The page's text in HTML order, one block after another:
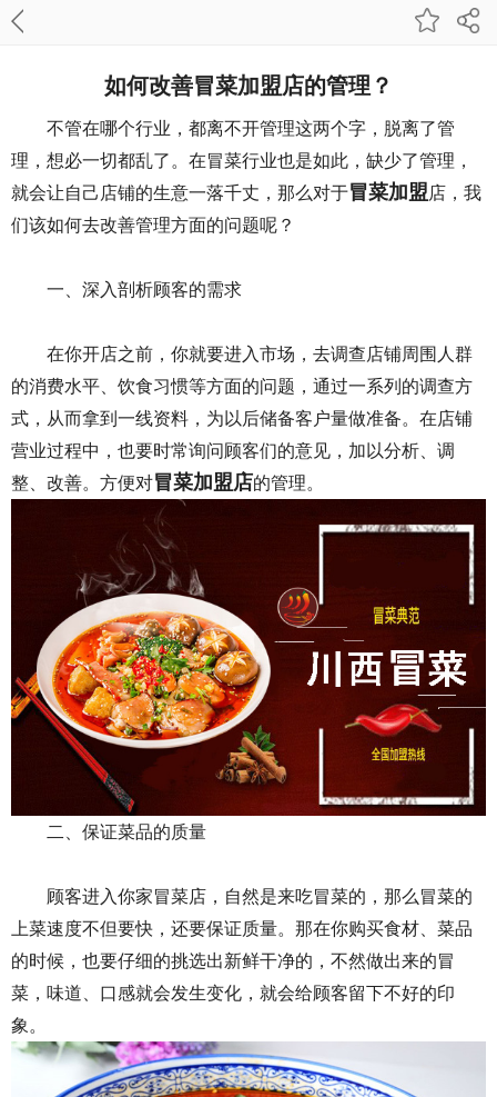
如何改善冒菜加盟店的管理？
不管在哪个行业，都离不开管理这两个字，脱离了管
理，想必一切都乱了。在冒菜行业也是如此，缺少了管理，
就会让自己店铺的生意一落千丈，那么对于冒菜加盟店，我
们该如何去改善管理方面的问题呢？
一、深入剖析顾客的需求
在你开店之前，你就要进入市场，去调查店铺周围人群
的消费水平、饮食习惯等方面的问题，通过一系列的调查方
式，从而拿到一线资料，为以后储备客户量做准备。在店铺
营业过程中，也要时常询问顾客们的意见，加以分析、调
整、改善。方便对冒菜加盟店的管理。
二、保证菜品的质量
顾客进入你家冒菜店，自然是来吃冒菜的，那么冒菜的
上菜速度不但要快，还要保证质量。那在你购买食材、菜品
的时候，也要仔细的挑选出新鲜干净的，不然做出来的冒
菜，味道、口感就会发生变化，就会给顾客留下不好的印
象。